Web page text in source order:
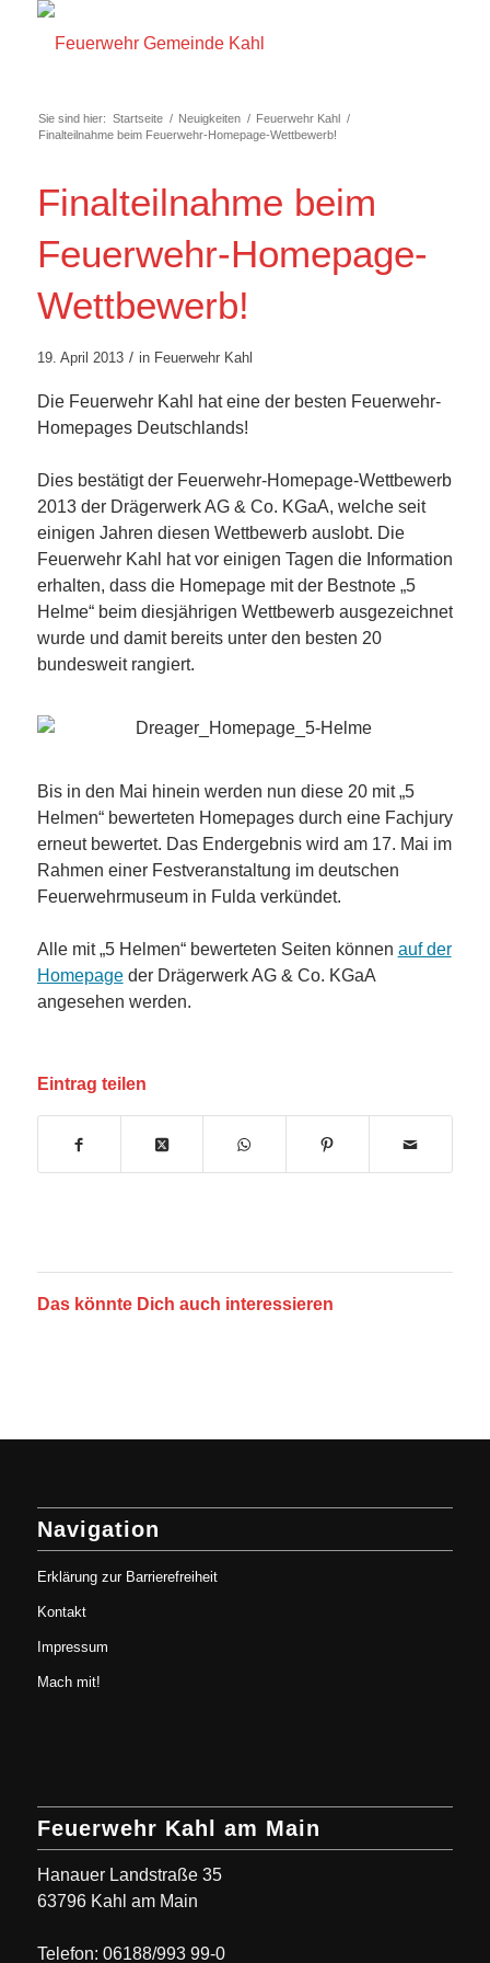
Sie sind hier: Startseite / Neuigkeiten / Feuerwehr Kahl /
Finalteilnahme beim Feuerwehr-Homepage-Wettbewerb!
Finalteilnahme beim
Feuerwehr-Homepage-
Wettbewerb!
19. April 2013 / in Feuerwehr Kahl
Die Feuerwehr Kahl hat eine der besten Feuerwehr-
Homepages Deutschlands!
Dies bestätigt der Feuerwehr-Homepage-Wettbewerb
2013 der Drägerwerk AG & Co. KGaA, welche seit
einigen Jahren diesen Wettbewerb auslobt. Die
Feuerwehr Kahl hat vor einigen Tagen die Information
erhalten, dass die Homepage mit der Bestnote „5
Helme“ beim diesjährigen Wettbewerb ausgezeichnet
wurde und damit bereits unter den besten 20
bundesweit rangiert.
Bis in den Mai hinein werden nun diese 20 mit „5
Helmen“ bewerteten Homepages durch eine Fachjury
erneut bewertet. Das Endergebnis wird am 17. Mai im
Rahmen einer Festveranstaltung im deutschen
Feuerwehrmuseum in Fulda verkündet.
Alle mit „5 Helmen“ bewerteten Seiten können auf der
Homepageder Drägerwerk AG & Co. KGaA
angesehen werden.
Eintrag teilen
Das könnte Dich auch interessieren
Navigation
Erklärung zur Barrierefreiheit
Kontakt
Impressum
Mach mit!
Feuerwehr Kahl am Main
Hanauer Landstraße 35
63796 Kahl am Main
Telefon: 06188/993 99-0